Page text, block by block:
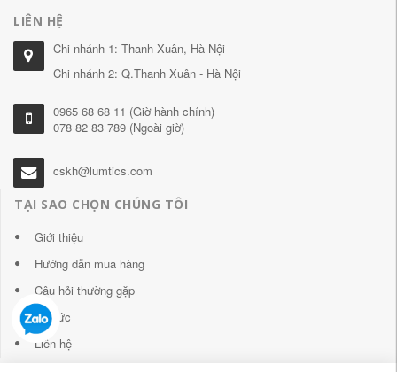
LIÊN HỆ
Chi nhánh 1: Thanh Xuân, Hà Nội
Chi nhánh 2: Q.Thanh Xuân - Hà Nội
0965 68 68 11 (Giờ hành chính)
078 82 83 789 (Ngoài giờ)
cskh@lumtics.com
TẠI SAO CHỌN CHÚNG TÔI
Giới thiệu
Hướng dẫn mua hàng
Câu hỏi thường gặp
Tin tức
Liên hệ